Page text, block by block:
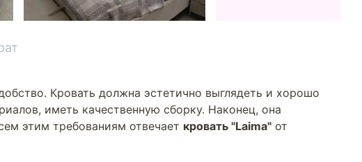
Кровать должна эстетично выглядеть и хорошо
иметь качественную сборку. Наконец, она
этим требованиям отвечает кровать "Laima" от